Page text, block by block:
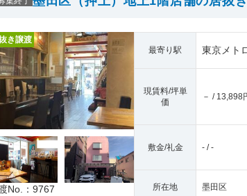
き譲渡
No.：9767
最寄り駅 東京メト
現賃料/坪単
価
－ / 13,898
敷金/礼金 - / -
所在地 墨田区